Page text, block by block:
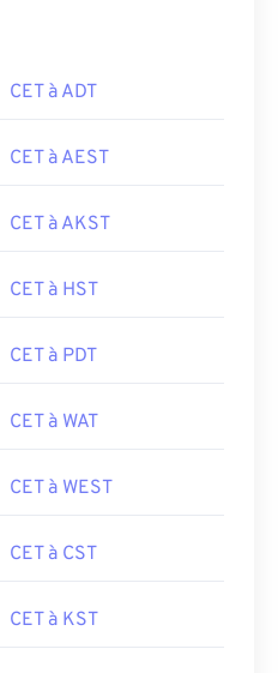
CET à ADT
CET à AEST
CET à AKST
CET à HST
CET à PDT
CET à WAT
CET à WEST
CET à CST
CET à KST